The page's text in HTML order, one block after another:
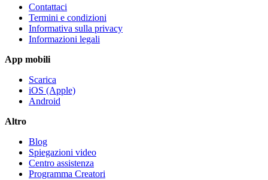
Contattaci
Termini e condizioni
Informativa sulla privacy
Informazioni legali
App mobili
Scarica
iOS (Apple)
Android
Altro
Blog
Spiegazioni video
Centro assistenza
Programma Creatori